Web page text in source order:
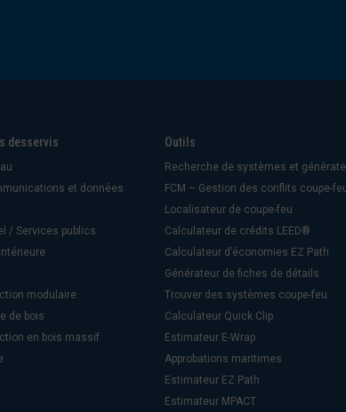
desservis
et données
/ Services publics
modulaire
de bois
en bois massif
Outils
Recherche de systèmes et
FCM – Gestion des conflits coupe-
Localisateur de coupe-feu
Calculateur de crédits LEED®
Calculateur d’économies EZ Path
Générateur de fiches de détails
Trouver des systèmes coupe-feu
Calculateur Quick Clip
Estimateur E-Wrap
Approbations maritimes
Estimateur EZ Path
Estimateur MPACT